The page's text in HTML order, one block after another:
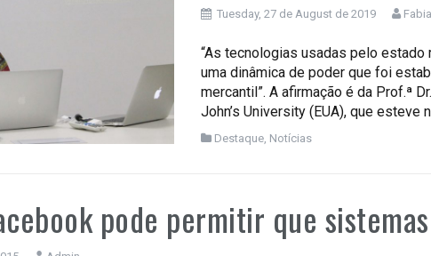
Tuesday, 27 de August de 2019
“As tecnologias usadas pelo
uma dinâmica de poder que foi
mercantil”. A afirmação é da Prof.ª
John’s University (EUA), que esteve
Destaque, Notícias
pode permitir que